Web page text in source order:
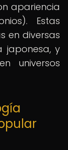
apariencia
Estas
en diversas
japonesa, y
universos